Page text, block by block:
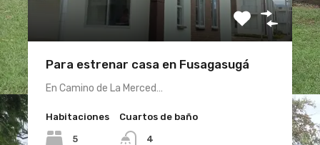
Para estrenar casa en Fusagasugá
En Camino de La Merced…
Habitaciones
5
Cuartos de baño
4